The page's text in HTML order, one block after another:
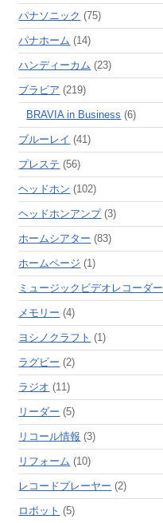
パナソニック (75)
パナホーム (14)
ハンディーカム (23)
ブラビア (219)
BRAVIA in Business (6)
ブルーレイ (41)
プレステ (56)
ヘッドホン (102)
ヘッドホンアンプ(3)
ホームシアター (83)
ホームページ (1)
ミュージックビデオレコーダー
メモリー (4)
ヨシノクラフト (1)
ラグビー (2)
ラジオ (11)
リーダー (5)
リコール情報 (3)
リフォーム (10)
レコードプレーヤー (2)
ロボット (5)